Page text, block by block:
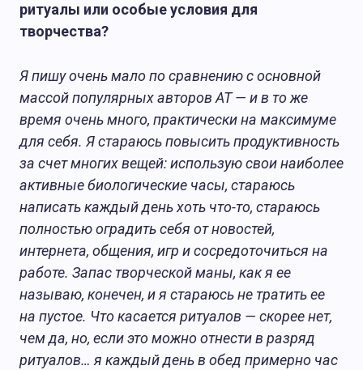
ритуалы или особые условия для
творчества?
Я пишу очень мало по сравнению с основной
массой популярных авторов АТ — и в то же
время очень много, практически на максимуме
для себя. Я стараюсь повысить продуктивность
за счет многих вещей: использую свои наиболее
активные биологические часы, стараюсь
написать каждый день хоть что-то, стараюсь
полностью оградить себя от новостей,
интернета, общения, игр и сосредоточиться на
работе. Запас творческой маны, как я ее
называю, конечен, и я стараюсь не тратить ее
на пустое. Что касается ритуалов — скорее нет,
чем да, но, если это можно отнести в разряд
ритуалов… я каждый день в обед примерно час